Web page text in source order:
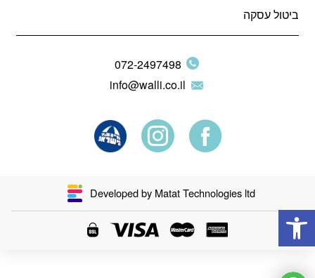
ביטול עסקה
072-2497498
info@walli.co.il
Developed by Matat Technologies ltd
פתח סרגל נגישות